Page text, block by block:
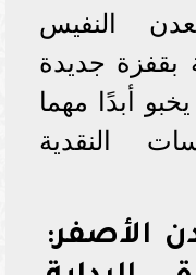
النفيس
بقفزة جديدة
أبدًا مهما
النقدية
الأصفر: